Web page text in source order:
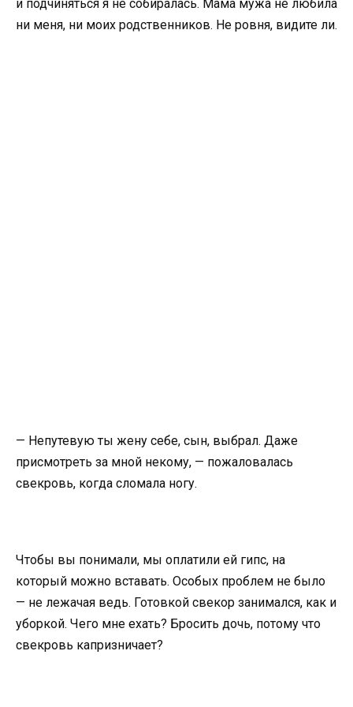
и подчиняться я не собиралась. Мама мужа не любила
ни меня, ни моих родственников. Не ровня, видите ли.
— Непутевую ты жену себе, сын, выбрал. Даже
присмотреть за мной некому, — пожаловалась
свекровь, когда сломала ногу.
Чтобы вы понимали, мы оплатили ей гипс, на
который можно вставать. Особых проблем не было
— не лежачая ведь. Готовкой свекор занимался, как и
уборкой. Чего мне ехать? Бросить дочь, потому что
свекровь капризничает?